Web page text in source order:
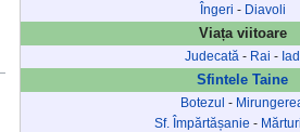
Îngeri - Diavoli
Viața viitoare
Judecată - Rai - Iad
Sfintele Taine
Botezul -
Sf. Împărtășanie -